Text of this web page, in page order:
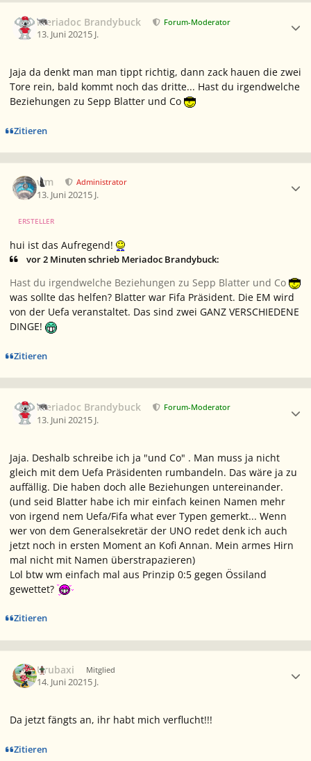
Meriadoc Brandybuck Forum-Moderator
13. Juni 20215 J.
Jaja da denkt man man tippt richtig, dann zack hauen die zwei
Tore rein, bald kommt noch das dritte... Hast du irgendwelche
Beziehungen zu Sepp Blatter und Co
Zitieren
wm Administrator
13. Juni 20215 J.
ERSTELLER
hui ist das Aufregend!
vor 2 Minuten schrieb Meriadoc Brandybuck:
Hast du irgendwelche Beziehungen zu Sepp Blatter und Co
was sollte das helfen? Blatter war Fifa Präsident. Die EM wird
von der Uefa veranstaltet. Das sind zwei GANZ VERSCHIEDENE
DINGE!
Zitieren
Meriadoc Brandybuck Forum-Moderator
13. Juni 20215 J.
Jaja. Deshalb schreibe ich ja "und Co" . Man muss ja nicht
gleich mit dem Uefa Präsidenten rumbandeln. Das wäre ja zu
auffällig. Die haben doch alle Beziehungen untereinander.
(und seid Blatter habe ich mir einfach keinen Namen mehr
von irgend nem Uefa/Fifa what ever Typen gemerkt... Wenn
wer von dem Generalsekretär der UNO redet denk ich auch
jetzt noch in ersten Moment an Kofi Annan. Mein armes Hirn
mal nicht mit Namen überstrapazieren)
Lol btw wm einfach mal aus Prinzip 0:5 gegen Össiland
gewettet?
Zitieren
Urubaxi Mitglied
14. Juni 20215 J.
Da jetzt fängts an, ihr habt mich verflucht!!!
Zitieren